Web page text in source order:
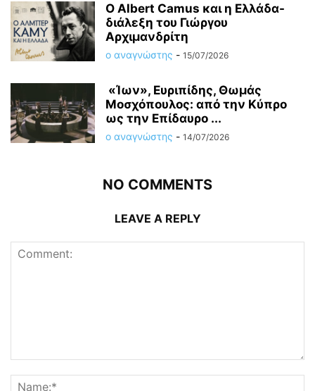
O Albert Camus και η Ελλάδα-
διάλεξη του Γιώργου
Αρχιμανδρίτη
ο αναγνώστης - 15/07/2026
«Ίων», Ευριπίδης, Θωμάς
Μοσχόπουλος: από την Κύπρο
ως την Επίδαυρο ...
ο αναγνώστης - 14/07/2026
NO COMMENTS
LEAVE A REPLY